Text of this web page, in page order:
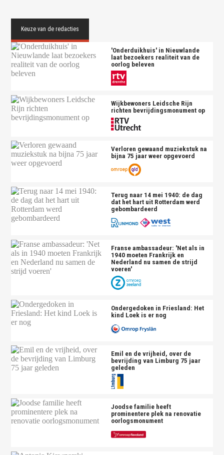
'Onderduikhuis' in Nieuwlande
laat bezoekers realiteit van de
oorlog beleven
Wijkbewoners Leidsche Rijn
richten bevrijdingsmonument op
Verloren gewaand muziekstuk na
bijna 75 jaar weer opgevoerd
Terug naar 14 mei 1940: de dag
dat het hart uit Rotterdam werd
gebombardeerd
Franse ambassadeur: 'Net als in
1940 moeten Frankrijk en
Nederland nu samen de strijd
voeren'
Ondergedoken in Friesland: Het
kind Loek is er nog
Emil en de vrijheid, over de
bevrijding van Limburg 75 jaar
geleden
Joodse familie heeft
prominentere plek na renovatie
oorlogsmonument